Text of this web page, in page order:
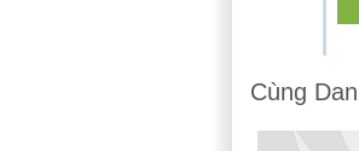
Cùng